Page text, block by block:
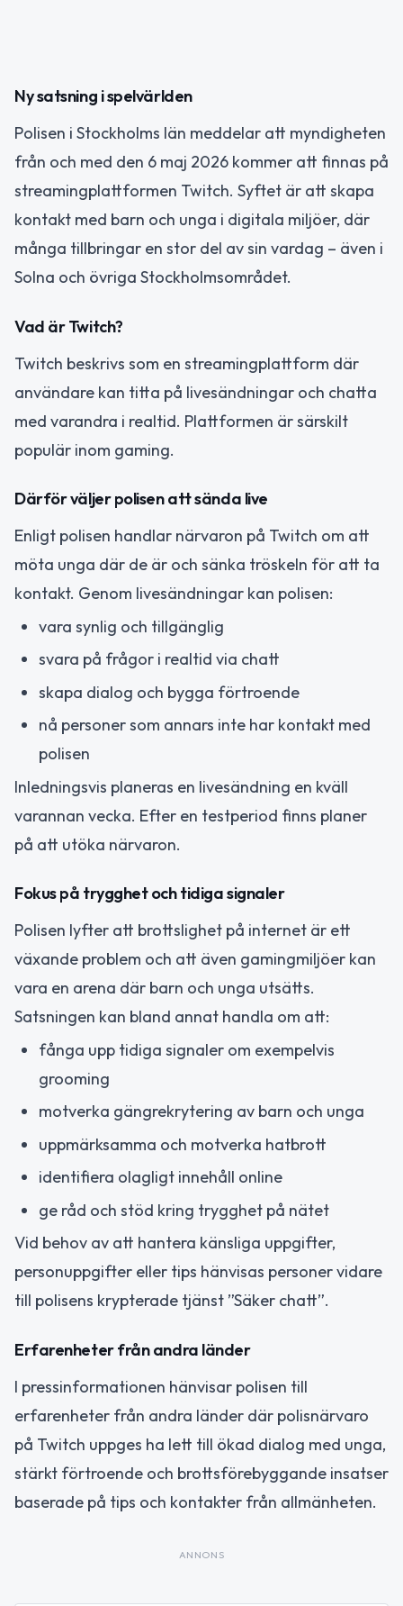
Ny satsning i spelvärlden
Polisen i Stockholms län meddelar att myndigheten
från och med den 6 maj 2026 kommer att finnas på
streamingplattformen Twitch. Syftet är att skapa
kontakt med barn och unga i digitala miljöer, där
många tillbringar en stor del av sin vardag – även i
Solna och övriga Stockholmsområdet.
Vad är Twitch?
Twitch beskrivs som en streamingplattform där
användare kan titta på livesändningar och chatta
med varandra i realtid. Plattformen är särskilt
populär inom gaming.
Därför väljer polisen att sända live
Enligt polisen handlar närvaron på Twitch om att
möta unga där de är och sänka tröskeln för att ta
kontakt. Genom livesändningar kan polisen:
vara synlig och tillgänglig
svara på frågor i realtid via chatt
skapa dialog och bygga förtroende
nå personer som annars inte har kontakt med
polisen
Inledningsvis planeras en livesändning en kväll
varannan vecka. Efter en testperiod finns planer
på att utöka närvaron.
Fokus på trygghet och tidiga signaler
Polisen lyfter att brottslighet på internet är ett
växande problem och att även gamingmiljöer kan
vara en arena där barn och unga utsätts.
Satsningen kan bland annat handla om att:
fånga upp tidiga signaler om exempelvis
grooming
motverka gängrekrytering av barn och unga
uppmärksamma och motverka hatbrott
identifiera olagligt innehåll online
ge råd och stöd kring trygghet på nätet
Vid behov av att hantera känsliga uppgifter,
personuppgifter eller tips hänvisas personer vidare
till polisens krypterade tjänst ”Säker chatt”.
Erfarenheter från andra länder
I pressinformationen hänvisar polisen till
erfarenheter från andra länder där polisnärvaro
på Twitch uppges ha lett till ökad dialog med unga,
stärkt förtroende och brottsförebyggande insatser
baserade på tips och kontakter från allmänheten.
ANNONS